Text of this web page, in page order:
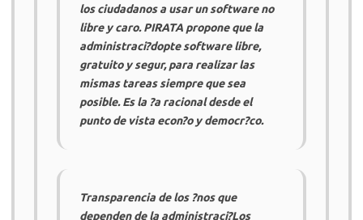
los ciudadanos a usar un software no
libre y caro.PIRATA propone que la
administraci?dopte software libre,
gratuito y segur, para realizar las
mismas tareas siempre que sea
posible. Es la ?a racional desde el
punto de vista econ?o y democr?co.
Transparencia de los ?nos que
dependen de la administraci?Los